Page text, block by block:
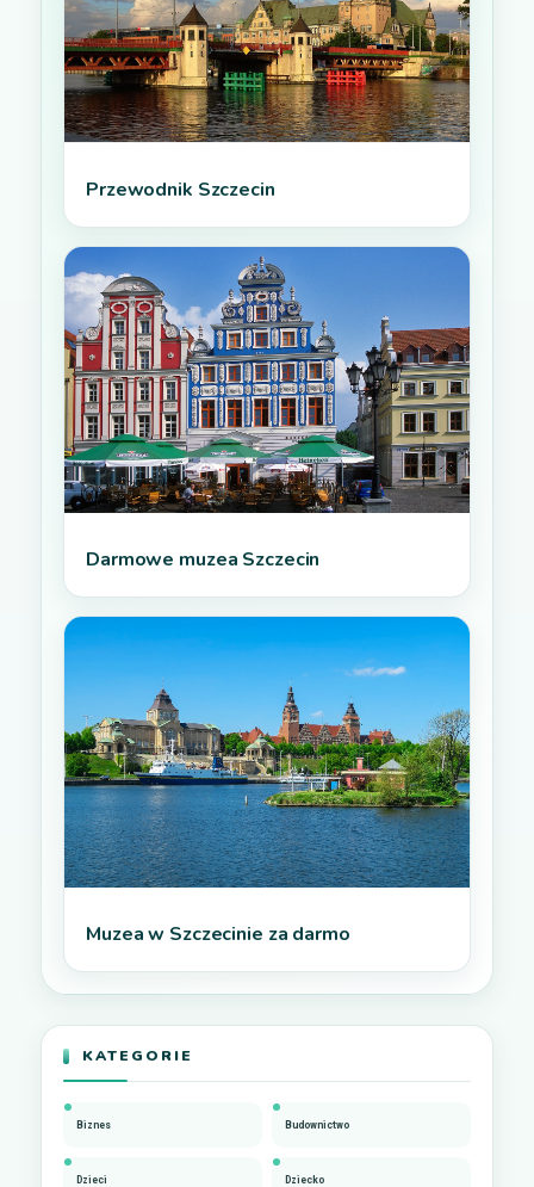
Przewodnik Szczecin
Darmowe muzea Szczecin
Muzea w Szczecinie za darmo
KATEGORIE
Biznes Budownictwo
Dzieci Dziecko